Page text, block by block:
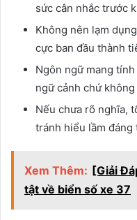
sức cân nhắc trước
Không nên lạm
cực ban đầu thành
Ngôn ngữ mang
ngữ cảnh chứ
Nếu chưa rõ nghĩa,
tránh hiểu lầm đáng
Xem Thêm: [Giải
tật về biển số xe 37